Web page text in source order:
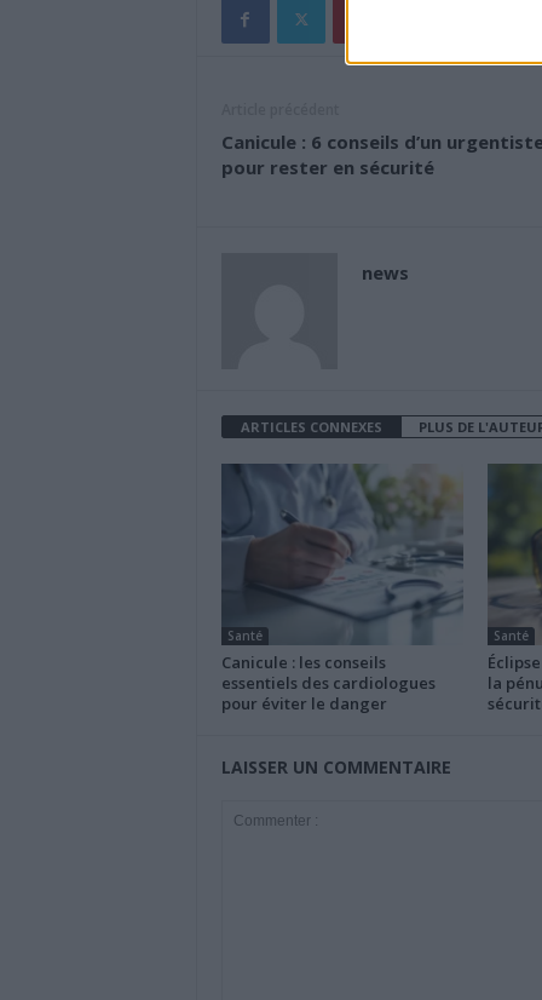
Canicule : 6 conseils d’un
pour rester en sécurité
news
ARTICLES CONNEXES PLUS DE
Santé
Canicule : les conseils
essentiels des cardiologues
pour éviter le danger
Santé
la
LAISSER UN COMMENTAIRE